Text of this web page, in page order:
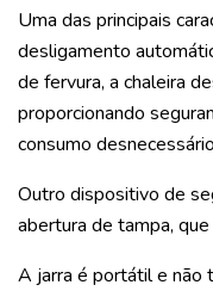
Uma das principais
desligamento
de fervura, a chaleira
proporcionando
consumo
Outro dispositivo de
abertura de tampa,
A jarra é portátil e não